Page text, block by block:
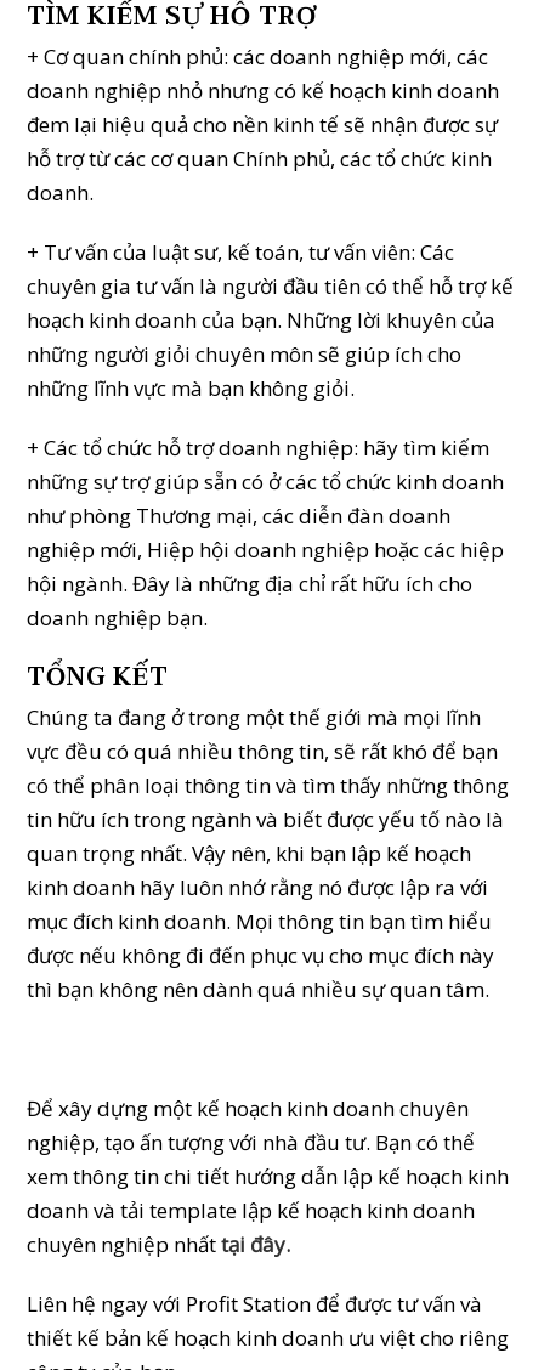
TÌM KIẾM SỰ HỖ TRỢ
+ Cơ quan chính phủ: các doanh nghiệp mới, các
doanh nghiệp nhỏ nhưng có kế hoạch kinh doanh
đem lại hiệu quả cho nền kinh tế sẽ nhận được sự
hỗ trợ từ các cơ quan Chính phủ, các tổ chức kinh
doanh.
+ Tư vấn của luật sư, kế toán, tư vấn viên: Các
chuyên gia tư vấn là người đầu tiên có thể hỗ trợ kế
hoạch kinh doanh của bạn. Những lời khuyên của
những người giỏi chuyên môn sẽ giúp ích cho
những lĩnh vực mà bạn không giỏi.
+ Các tổ chức hỗ trợ doanh nghiệp: hãy tìm kiếm
những sự trợ giúp sẵn có ở các tổ chức kinh doanh
như phòng Thương mại, các diễn đàn doanh
nghiệp mới, Hiệp hội doanh nghiệp hoặc các hiệp
hội ngành. Đây là những địa chỉ rất hữu ích cho
doanh nghiệp bạn.
TỔNG KẾT
Chúng ta đang ở trong một thế giới mà mọi lĩnh
vực đều có quá nhiều thông tin, sẽ rất khó để bạn
có thể phân loại thông tin và tìm thấy những thông
tin hữu ích trong ngành và biết được yếu tố nào là
quan trọng nhất. Vậy nên, khi bạn lập kế hoạch
kinh doanh hãy luôn nhớ rằng nó được lập ra với
mục đích kinh doanh. Mọi thông tin bạn tìm hiểu
được nếu không đi đến phục vụ cho mục đích này
thì bạn không nên dành quá nhiều sự quan tâm.
Để xây dựng một kế hoạch kinh doanh chuyên
nghiệp, tạo ấn tượng với nhà đầu tư. Bạn có thể
xem thông tin chi tiết hướng dẫn lập kế hoạch kinh
doanh và tải template lập kế hoạch kinh doanh
chuyên nghiệp nhấttại đây.
Liên hệ ngay với Profit Station để được tư vấn và
thiết kế bản kế hoạch kinh doanh ưu việt cho riêng